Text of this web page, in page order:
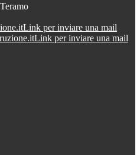
Link per inviare una mail
Link per inviare una mail